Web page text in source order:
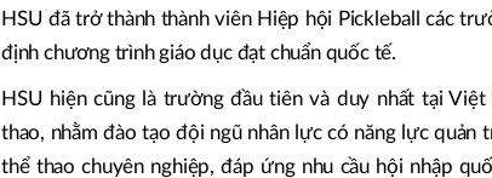
HSU đã trở thành thành viên Hiệp hội Pickleball các
định chương trình giáo dục đạt chuẩn quốc tế.
HSU hiện cũng là trường đầu tiên và duy nhất tại
thao, nhằm đào tạo đội ngũ nhân lực có năng lực
thể thao chuyên nghiệp, đáp ứng nhu cầu hội nhập